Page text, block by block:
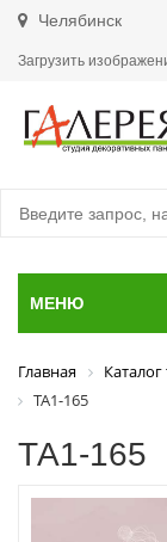
Челябинск
Загрузить
МЕНЮ
Главная
ТА1-165
ТА1-165